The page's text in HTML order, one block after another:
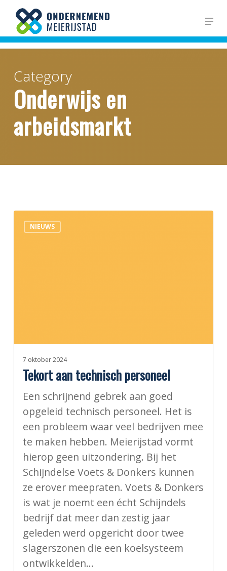
Skip
main
content
Category
Onderwijs en
arbeidsmarkt
Tekort
aanNIEUWS
7 oktober 2024
Tekort aan technisch personeel
Een schrijnend gebrek aan goed
opgeleid technisch personeel. Het is
een probleem waar veel bedrijven mee
te maken hebben. Meierijstad vormt
hierop geen uitzondering. Bij het
Schijndelse Voets & Donkers kunnen
ze erover meepraten. Voets & Donkers
is wat je noemt een écht Schijndels
bedrijf dat meer dan zestig jaar
geleden werd opgericht door twee
slagerszonen die een koelsysteem
ontwikkelden…